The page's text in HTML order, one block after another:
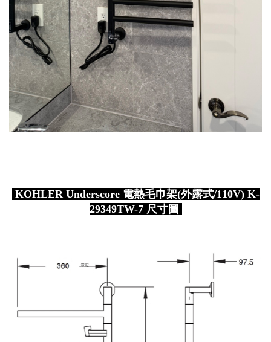
KOHLER Underscore 電熱毛巾架(外露式/110V) K-
29349TW-7 尺寸圖